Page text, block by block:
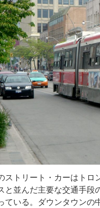
ストリート・カーはト
と並んだ主要な交通手段
ている。ダウンタウンの